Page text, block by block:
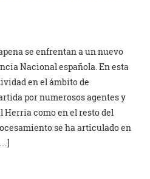
se enfrentan a un nuevo
Nacional española. En esta
en el ámbito de
por numerosos agentes y
como en el resto del
se ha articulado en